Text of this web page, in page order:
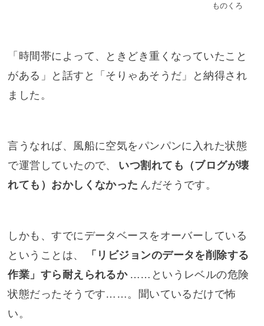
ものくろ
「時間帯によって、ときどき重くなっていたこと
がある」と話すと「そりゃあそうだ」と納得され
ました。
言うなれば、風船に空気をパンパンに入れた状態
で運営していたので、
いつ割れても（ブログが壊
れても）おかしくなかった んだそうです。
しかも、すでにデータベースをオーバーしている
ということは、
「リビジョンのデータを削除する
作業」すら耐えられるか ……というレベルの危険
状態だったそうです……。聞いているだけで怖
い。